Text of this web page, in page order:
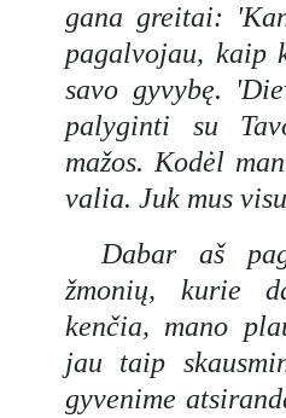
gana greitai:
pagalvojau, kaip
savo gyvybę.
palyginti su
mažos. Kodėl
valia. Juk mus
Dabar aš
žmonių, kurie
kenčia, mano
jau taip
gyvenime